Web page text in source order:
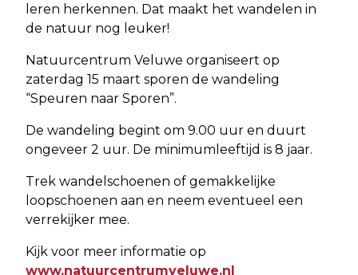
leren herkennen. Dat maakt het wandelen in
de natuur nog leuker!
Natuurcentrum Veluwe organiseert op
zaterdag 15 maart sporen de wandeling
“Speuren naar Sporen”.
De wandeling begint om 9.00 uur en duurt
ongeveer 2 uur. De minimumleeftijd is 8 jaar.
Trek wandelschoenen of gemakkelijke
loopschoenen aan en neem eventueel een
verrekijker mee.
Kijk voor meer informatie op
www.natuurcentrumveluwe.nl